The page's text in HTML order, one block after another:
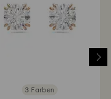
3 Farben